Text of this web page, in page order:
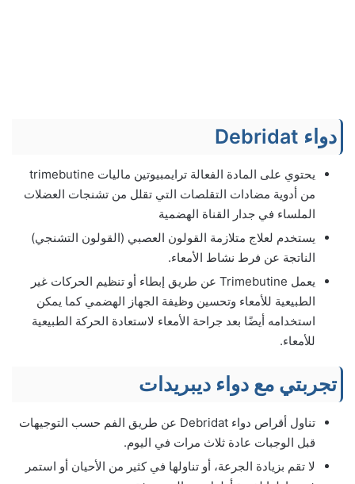
دواء Debridat
يحتوي على المادة الفعالة ترايمبيوتين ماليات trimebutine
من أدوية مضادات التقلصات التي تقلل من تشنجات العضلات
الملساء في جدار القناة الهضمية
يستخدم لعلاج متلازمة القولون العصبي (القولون التشنجي)
الناتجة عن فرط نشاط الأمعاء.
يعمل Trimebutine عن طريق إبطاء أو تنظيم الحركات غير
الطبيعية للأمعاء وتحسين وظيفة الجهاز الهضمي كما يمكن
استخدامه أيضًا بعد جراحة الأمعاء لاستعادة الحركة الطبيعية
للأمعاء.
تجربتي مع دواء ديبريدات
تناول أقراص دواء Debridat عن طريق الفم حسب التوجيهات
قبل الوجبات عادة ثلاث مرات في اليوم.
لا تقم بزيادة الجرعة، أو تناولها في كثير من الأحيان أو استمر